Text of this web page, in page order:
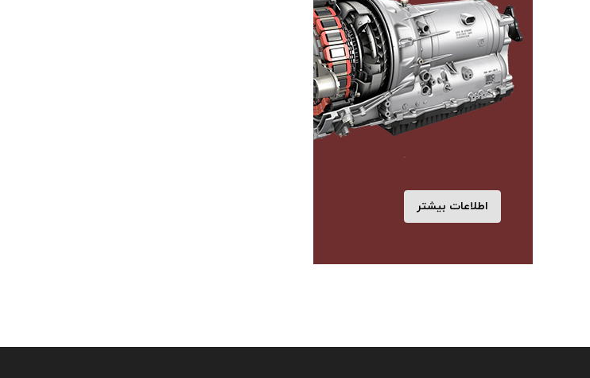
اطلاعات بیشتر